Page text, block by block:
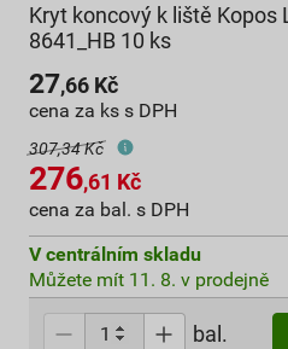
Kryt koncový k liště Kopos
8641_HB 10 ks
27,66 Kč
cena za ks s DPH
307,34 Kč
276,61 Kč
cena za bal. s DPH
V centrálním skladu
Můžete mít 11. 8. v prodejně
bal.